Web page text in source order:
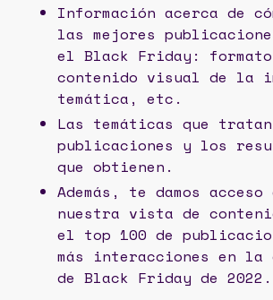
Información acerca de
las mejores
el Black Friday:
contenido visual de la
temática, etc.
Las temáticas que
publicaciones y los
que obtienen.
Además, te damos acceso
nuestra vista de
el top 100 de
más interacciones en la
de Black Friday de 2022.